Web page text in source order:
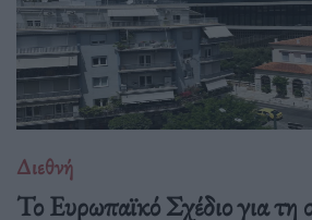
Διεθνή
Το Ευρωπαϊκό Σχέδιο για τη